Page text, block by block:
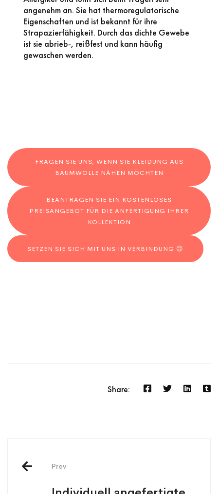
angenehm an. Sie hat thermoregulatorische
Eigenschaften und ist bekannt für ihre
Strapazierfähigkeit. Durch das dichte Gewebe
ist sie abrieb-, reißfest und kann häufig
gewaschen werden.
FRAGEN SIE UNS, WENN SIE KLEIDUNG AUS
BAUMWOLLE NÄHEN MÖCHTEN
BEANTRAGEN SIE EIN KOSTENLOSES
PREISANGEBOT FÜR DIE ANFERTIGUNG IHRER
KOLLEKTION
SETZEN SIE SICH MIT UNS IN VERBINDUNG 😉
Share:
Prev